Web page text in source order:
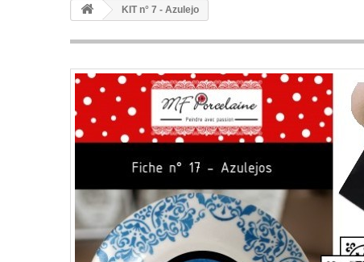
KIT n° 7 - Azulejo